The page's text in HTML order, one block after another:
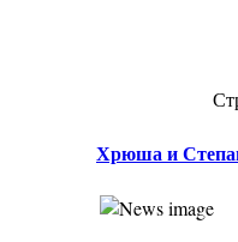
Хрюша и